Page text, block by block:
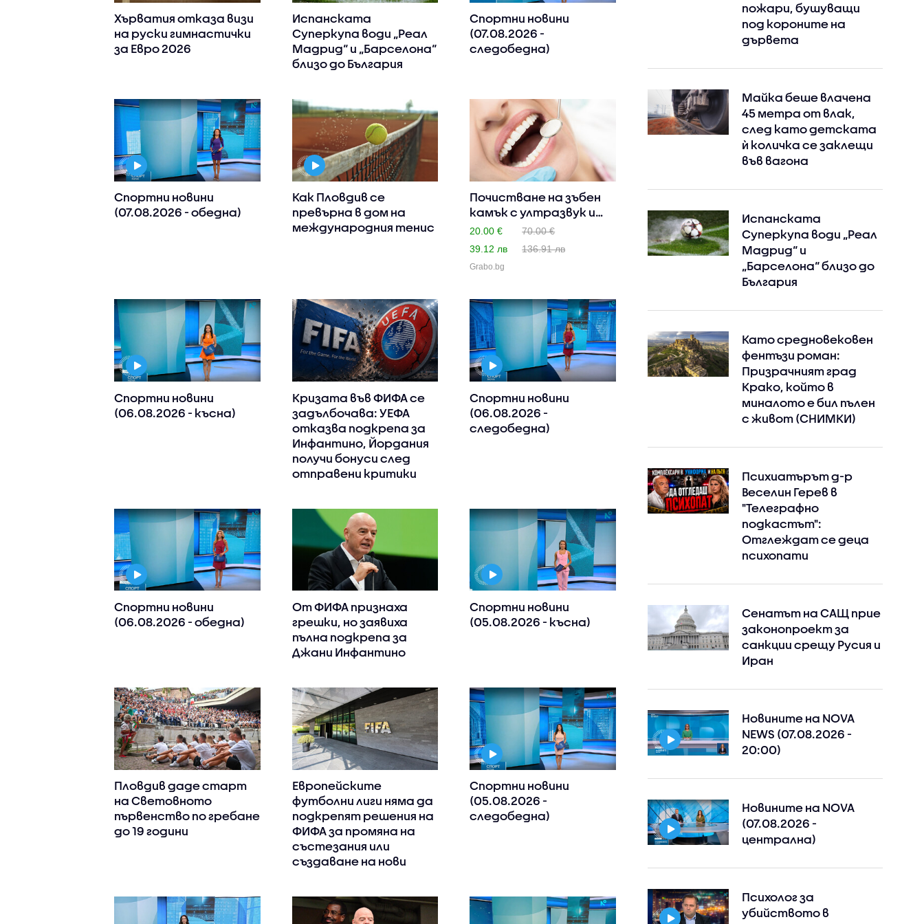
Хърватия отказа визи
на руски гимнастички
за Евро 2026
Испанската
Суперкупа води „Реал
Мадрид“ и „Барселона“
близо до България
Спортни новини
(07.08.2026 -
следобедна)
Спортни новини
(07.08.2026 - обедна)
Как Пловдив се
превърна в дом на
международния тенис
Почистване на зъбен
камък с ултразвук и
поли..
20.00 €
70.00 €
39.12 лв
136.91 лв
Grabo.bg
Спортни новини
(06.08.2026 - късна)
Кризата във ФИФА се
задълбочава: УЕФА
отказва подкрепа за
Инфантино, Йордания
получи бонуси след
отправени критики
Спортни новини
(06.08.2026 -
следобедна)
Спортни новини
(06.08.2026 - обедна)
От ФИФА признаха
грешки, но заявиха
пълна подкрепа за
Джани Инфантино
Спортни новини
(05.08.2026 - късна)
Пловдив даде старт
на Световното
първенство по гребане
до 19 години
Европейските
футболни лиги няма да
подкрепят решения на
ФИФА за промяна на
състезания или
създаване на нови
Спортни новини
(05.08.2026 -
следобедна)
пожари, бушуващи
под короните на
дървета
Майка беше влачена
45 метра от влак,
след като детската
ѝ количка се заклещи
във вагона
Испанската
Суперкупа води „Реал
Мадрид“ и
„Барселона“ близо до
България
Като средновековен
фентъзи роман:
Призрачният град
Крако, който в
миналото е бил пълен
с живот (СНИМКИ)
Психиатърът д-р
Веселин Герев в
"Телеграфно
подкастът":
Отглеждат се деца
психопати
Сенатът на САЩ прие
законопроект за
санкции срещу Русия и
Иран
Новините на NOVA
NEWS (07.08.2026 -
20:00)
Новините на NOVA
(07.08.2026 -
централна)
Психолог за
убийството в